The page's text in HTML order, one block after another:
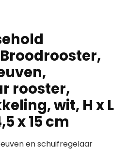
rooster,
wit, H x L
x 15 cm
en schuifregelaar